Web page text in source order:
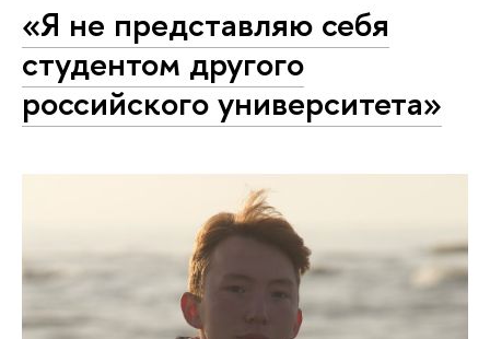
«Я не представляю себя
студентом другого
российского университета»